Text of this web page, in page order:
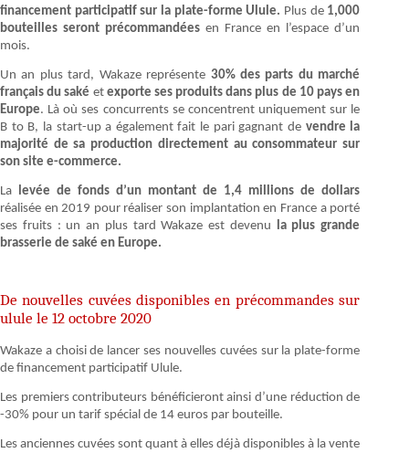
financement participatif sur la plate-forme Ulule. Plus de 1,000
bouteilles seront précommandéesen France en l’espace d’un
mois.
Un an plus tard, Wakaze représente 30% des parts du marché
français du saké et exporte ses produits dans plus de 10 pays en
Europe. Là où ses concurrents se concentrent uniquement sur le
B to B, la start-up a également fait le pari gagnant de vendre la
majorité de sa production directement au consommateur sur
son site e-commerce.
La levée de fonds d’un montant de 1,4 millions de dollars
réalisée en 2019 pour réaliser son implantation en France a porté
ses fruits : un an plus tard Wakaze est devenu la plus grande
brasserie de saké en Europe.
De nouvelles cuvées disponibles en précommandes sur
ulule le 12 octobre 2020
Wakaze a choisi de lancer ses nouvelles cuvées sur la plate-forme
de financement participatif Ulule.
Les premiers contributeurs bénéficieront ainsi d’une réduction de
-30% pour un tarif spécial de 14 euros par bouteille.
Les anciennes cuvées sont quant à elles déjà disponibles à la vente